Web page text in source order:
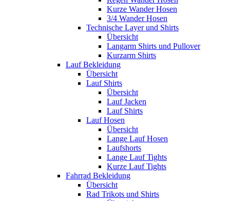
Kurze Wander Hosen
3/4 Wander Hosen
Technische Layer und Shirts
Übersicht
Langarm Shirts und Pullover
Kurzarm Shirts
Lauf Bekleidung
Übersicht
Lauf Shirts
Übersicht
Lauf Jacken
Lauf Shirts
Lauf Hosen
Übersicht
Lange Lauf Hosen
Laufshorts
Lange Lauf Tights
Kurze Lauf Tights
Fahrrad Bekleidung
Übersicht
Rad Trikots und Shirts